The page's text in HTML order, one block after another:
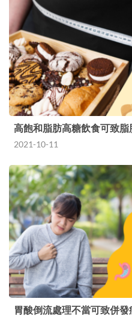
高飽和脂肪高糖飲食可致
2021-10-11
胃酸倒流處理不當可致併